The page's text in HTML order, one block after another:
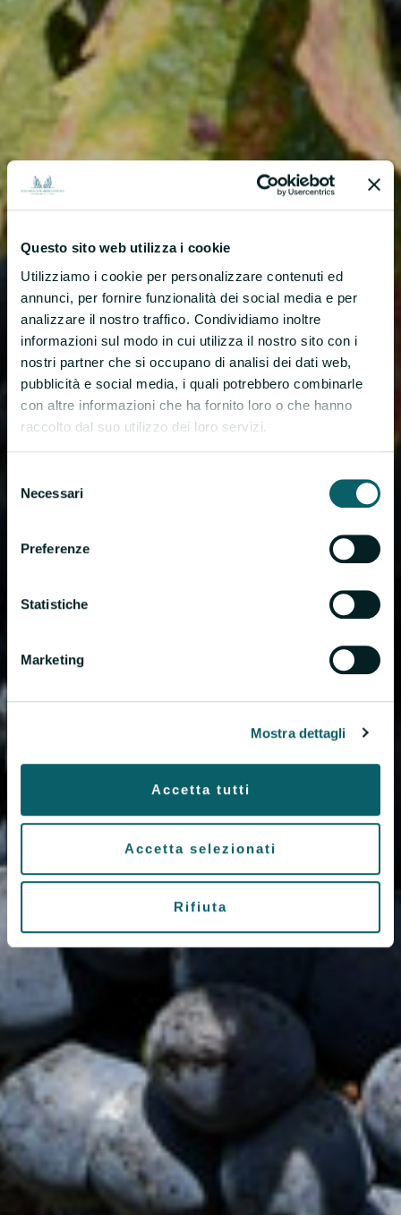
Questo sito web utilizza i cookie
Utilizziamo i cookie per personalizzare contenuti ed
annunci, per fornire funzionalità dei social media e per
analizzare il nostro traffico. Condividiamo inoltre
informazioni sul modo in cui utilizza il nostro sito con i
nostri partner che si occupano di analisi dei dati web,
pubblicità e social media, i quali potrebbero combinarle
con altre informazioni che ha fornito loro o che hanno
raccolto dal suo utilizzo dei loro servizi.
delNecessari
Preferenze
Statistiche
Marketing
Mostra dettagli
Accetta tutti
Accetta selezionati
Rifiuta